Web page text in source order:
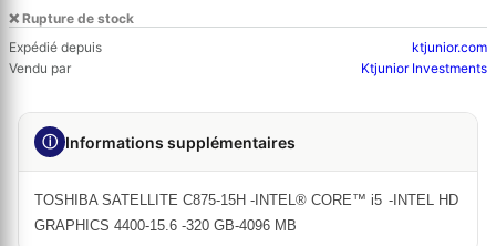
❌ Rupture de stock
Expédié depuis
ktjunior.com
Vendu par
Ktjunior Investments
ⓘ Informations supplémentaires
TOSHIBA SATELLITE C875-15H -INTEL® CORE™ i5 -INTEL HD
GRAPHICS 4400-15.6 -320 GB-4096 MB